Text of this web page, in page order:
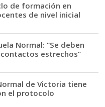
de formación en
de nivel inicial
Normal: “Se deben
estrechos”
de Victoria tiene
el protocolo